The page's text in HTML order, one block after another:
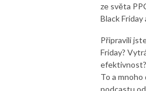
ze světa
Black Friday
Připravili
Friday?
To a mnoho
podcastu